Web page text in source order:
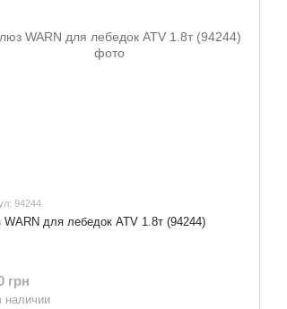
94244
WARN для лебедок ATV 1.8т (94244)
грн
наличии